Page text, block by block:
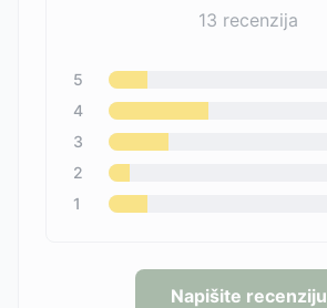
13 recenzija
5
4
3
2
1
Napišite recenziju